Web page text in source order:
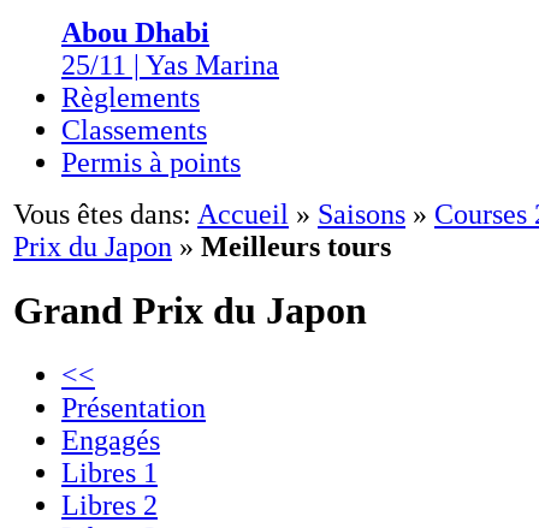
Abou Dhabi
25/11 | Yas Marina
Règlements
Classements
Permis à points
Vous êtes dans: Accueil » Saisons » Courses
Prix du Japon » Meilleurs tours
Grand Prix du Japon
<<
Présentation
Engagés
Libres 1
Libres 2